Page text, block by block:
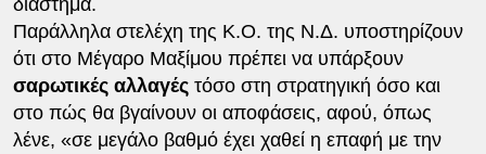
Παράλληλα στελέχη της Κ.Ο. της Ν.Δ. υποστηρίζουν
ότι στο Μέγαρο Μαξίμου πρέπει να υπάρξουν
σαρωτικές αλλαγέςτόσο στη στρατηγική όσο και
στο πώς θα βγαίνουν οι αποφάσεις, αφού, όπως
λένε, «σε μεγάλο βαθμό έχει χαθεί η επαφή με την